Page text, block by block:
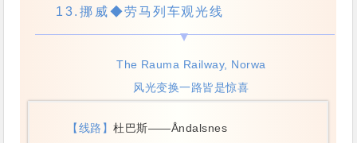
13.挪威◆劳马列车观光线
The Rauma Railway, Norwa
风光变换一路皆是惊喜
【线路】杜巴斯——Åndalsnes